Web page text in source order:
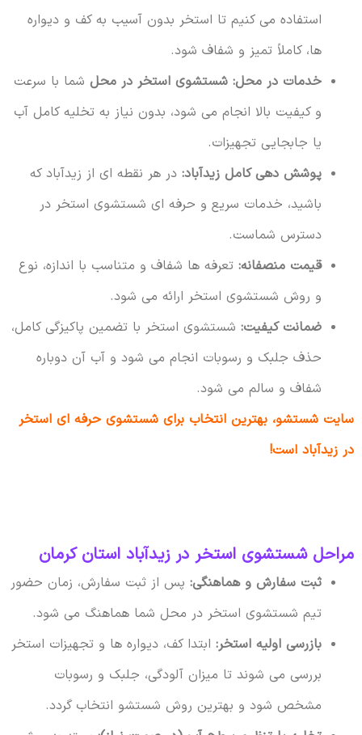
استفاده می کنیم تا استخر بدون آسیب به کف و دیواره
ها، کاملاً تمیز و شفاف شود.
خدمات در محل: شستشوی استخر در محلشما با سرعت
و کیفیت بالا انجام می شود، بدون نیاز به تخلیه کامل آب
یا جابجایی تجهیزات.
پوشش دهی کامل زیدآباد:در هر نقطه ای از زیدآباد که
باشید، خدمات سریع و حرفه ای شستشوی استخر در
دسترس شماست.
قیمت منصفانه:تعرفه ها شفاف و متناسب با اندازه، نوع
و روش شستشوی استخر ارائه می شود.
ضمانت کیفیت:شستشوی استخر با تضمین پاکیزگی کامل،
حذف جلبک و رسوبات انجام می شود و آب آن دوباره
شفاف و سالم می شود.
سایت شستشو، بهترین انتخاب برای شستشوی حرفه ای استخر
در زیدآباد است!
مراحل شستشوی استخر در زیدآباد استان کرمان
ثبت سفارش و هماهنگی:پس از ثبت سفارش، زمان حضور
تیم شستشوی استخر در محل شما هماهنگ می شود.
بازرسی اولیه استخر:ابتدا کف، دیواره ها و تجهیزات استخر
بررسی می شوند تا میزان آلودگی، جلبک و رسوبات
مشخص شود و بهترین روش شستشو انتخاب گردد.